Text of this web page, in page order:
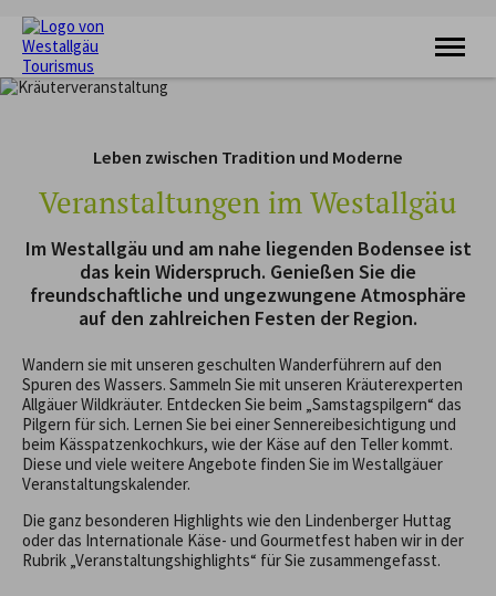
WANDERN
FERIENORTE
UNTERKÜNFTE
VERANSTALTUNGEN
SERVICE
Leben zwischen Tradition und Moderne
Veranstaltungen im Westallgäu
Im Westallgäu und am nahe liegenden Bodensee ist
das kein Widerspruch. Genießen Sie die
freundschaftliche und ungezwungene Atmosphäre
auf den zahlreichen Festen der Region.
Wandern sie mit unseren geschulten Wanderführern auf den
Spuren des Wassers. Sammeln Sie mit unseren Kräuterexperten
Allgäuer Wildkräuter. Entdecken Sie beim „Samstagspilgern“ das
Pilgern für sich. Lernen Sie bei einer Sennereibesichtigung und
beim Kässpatzenkochkurs, wie der Käse auf den Teller kommt.
Diese und viele weitere Angebote finden Sie im Westallgäuer
Veranstaltungskalender.
Die ganz besonderen Highlights wie den Lindenberger Huttag
oder das Internationale Käse- und Gourmetfest haben wir in der
Rubrik „Veranstaltungshighlights“ für Sie zusammengefasst.